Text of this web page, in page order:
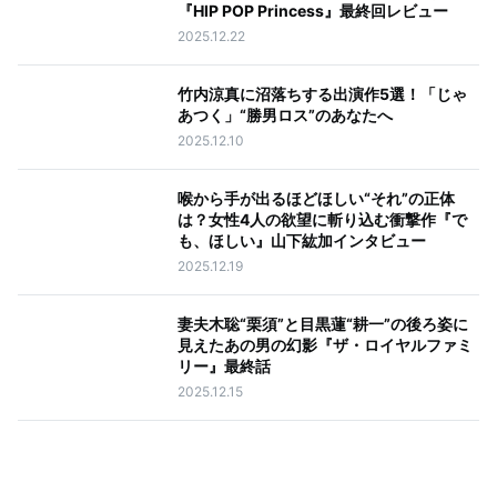
『HIP POP Princess』最終回レビュー
2025.12.22
竹内涼真に沼落ちする出演作5選！「じゃ
あつく」“勝男ロス”のあなたへ
2025.12.10
喉から手が出るほどほしい“それ”の正体
は？女性4人の欲望に斬り込む衝撃作『で
も、ほしい』山下紘加インタビュー
2025.12.19
妻夫木聡“栗須”と目黒蓮“耕一”の後ろ姿に
見えたあの男の幻影『ザ・ロイヤルファミ
リー』最終話
2025.12.15